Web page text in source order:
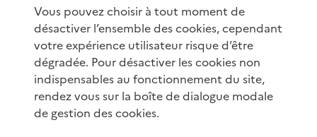
Vous pouvez choisir à tout moment de
désactiver l’ensemble des cookies, cependant
votre expérience utilisateur risque d’être
dégradée. Pour désactiver les cookies non
indispensables au fonctionnement du site,
rendez vous sur la boîte de dialogue modale
de gestion des cookies.